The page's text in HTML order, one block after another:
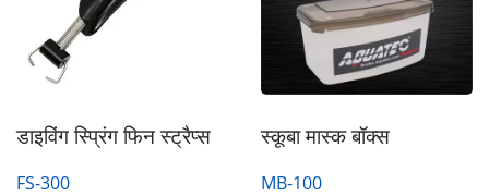
डाइविंग स्प्रिंग फिन स्ट्रैप्स
FS-300
स्कूबा मास्क बॉक्स
MB-100